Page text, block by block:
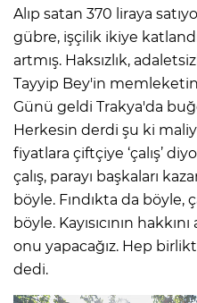
Alıp satan 370 liraya
gübre, işçilik ikiye
artmış. Haksızlık,
Tayyip Bey'in
Günü geldi Trakya'da
Herkesin derdi şu ki
fiyatlara çiftçiye ‘çalış’
çalış, parayı başkaları
böyle. Fındıkta da böyle,
böyle. Kayısıcının
onu yapacağız. Hep
dedi.